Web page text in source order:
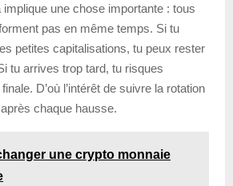
une chose importante : tous
pas en même temps. Si tu
petites capitalisations, tu peux rester
tu arrives trop tard, tu risques
finale. D’où l’intérêt de suivre la rotation
chaque hausse.
une crypto monnaie